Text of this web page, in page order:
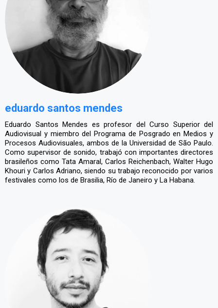
eduardo santos mendes
Eduardo Santos Mendes es profesor del Curso Superior del
Audiovisual y miembro del Programa de Posgrado en Medios y
Procesos Audiovisuales, ambos de la Universidad de São Paulo.
Como supervisor de sonido, trabajó con importantes directores
brasileños como Tata Amaral, Carlos Reichenbach, Walter Hugo
Khouri y Carlos Adriano, siendo su trabajo reconocido por varios
festivales como los de Brasilia, Río de Janeiro y La Habana.